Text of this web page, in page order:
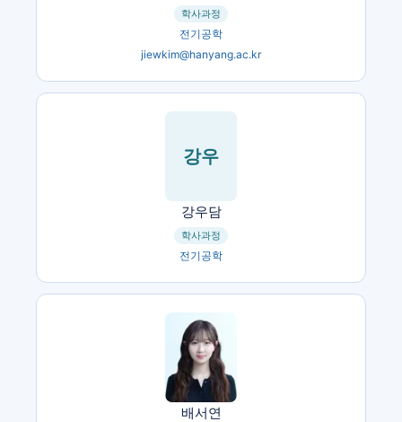
학사과정
전기공학
jiewkim@hanyang.ac.kr
강우
강우담
학사과정
전기공학
배서연